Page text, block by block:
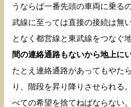
うならば一番先頭の車両に乗る
武線に至っては直接の接続は無
となく都営線と東武線をつなぐ
間の連絡通路もないから地上に
たとえ連絡通路があってもやた
り、階段を昇り降りさせられる
べての希望を捨てねばならない